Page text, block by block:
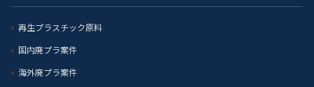
再生プラスチック原料
国内廃プラ案件
海外廃プラ案件